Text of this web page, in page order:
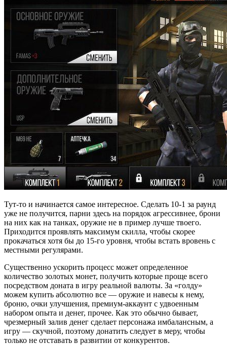
Тут-то и начинается самое интересное. Сделать 10-1 за раунд
уже не получится, парни здесь на порядок агрессивнее, брони
на них как на танках, оружие не в пример лучше твоего.
Приходится проявлять максимум скилла, чтобы скорее
прокачаться хотя бы до 15-го уровня, чтобы встать вровень с
местными регулярами.
Существенно ускорить процесс может определенное
количество золотых монет, получить которые проще всего
посредством доната в игру реальной валюты. За «голду»
можем купить абсолютно все — оружие и навесы к нему,
броню, очки улучшения, премиум-аккаунт с удвоенным
набором опыта и денег, прочее. Как это обычно бывает,
чрезмерный залив денег сделает персонажа имбалансным, а
игру — скучной, поэтому донатить следует в меру, чтобы
только не отставать в развитии от конкурентов.